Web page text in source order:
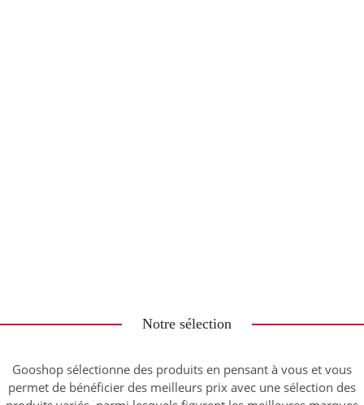
Notre sélection
Gooshop sélectionne des produits en pensant à vous et vous
permet de bénéficier des meilleurs prix avec une sélection des